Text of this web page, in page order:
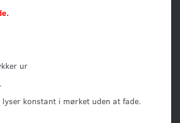
ur
konstant i mørket uden at fade.